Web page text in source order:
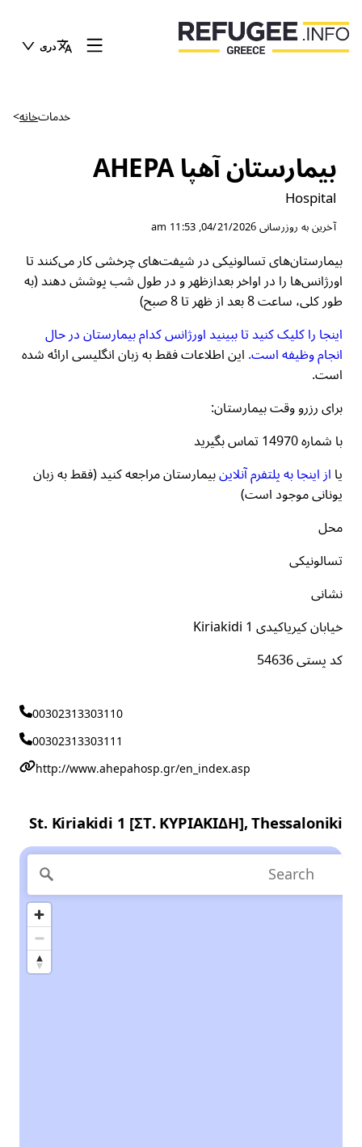
دری
خانه> خدمات
بیمارستان آهپا AHEPA
Hospital
آخرین به روزرسانی04/21/2026, 11:53 am
بیمارستان‌های تسالونیکی در شیفت‌های چرخشی کار می‌کنند تا
اورژانس‌ها را در اواخر بعدازظهر و در طول شب پوشش دهند (به
طور کلی، ساعت 8 بعد از ظهر تا 8 صبح)
اینجا را کلیک کنید تا ببینید اورژانس کدام بیمارستان در حال
انجام وظیفه است.این اطلاعات فقط به زبان انگلیسی ارائه شده
است.
برای رزرو وقت بیمارستان:
با شماره 14970 تماس بگیرید
یااز اینجا به پلتفرم آنلاینبیمارستان مراجعه کنید (فقط به زبان
یونانی موجود است)
محل
تسالونیکی
نشانی
خیابان کیریاکیدی 1 Kiriakidi
کد پستی 54636
00302313303110
00302313303111
http://www.ahepahosp.gr/en_index.asp
St. Kiriakidi 1 [ΣΤ. ΚΥΡΙΑΚΙΔΗ], Thessaloniki